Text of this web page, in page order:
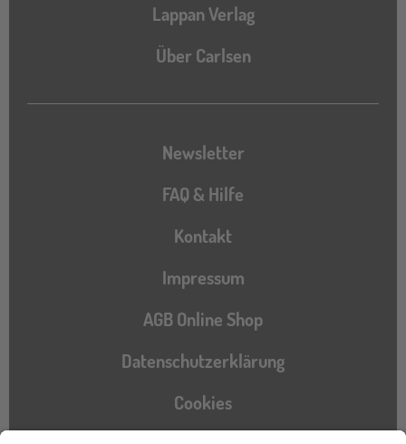
Lappan Verlag
Über Carlsen
Newsletter
FAQ & Hilfe
Kontakt
Impressum
AGB Online Shop
Datenschutzerklärung
Cookies